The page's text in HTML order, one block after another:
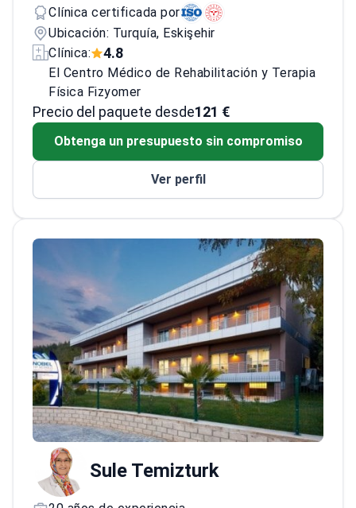
Clínica certificada por
Ubicación: Turquía, Eskişehir
Clínica:
4.8
El Centro Médico de Rehabilitación y Terapia
Física Fizyomer
Precio del paquete desde121 €
Obtenga un presupuesto sin compromiso
Ver perfil
Sule Temizturk